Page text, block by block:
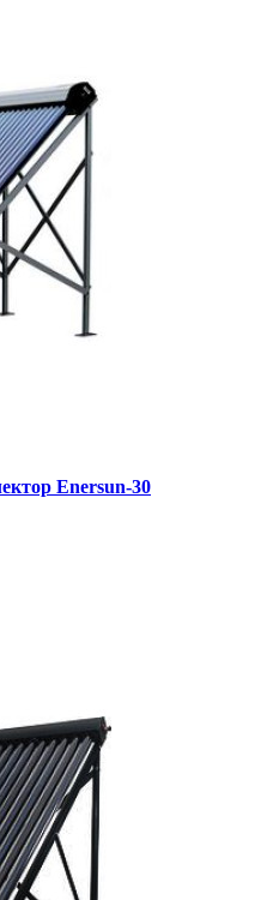
Enersun-30